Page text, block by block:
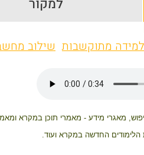
למקור
מתוקשבות שילוב
מאגרי מידע - מאמרי תוכן במקרא
הלימודים החדשה במקרא ועוד.